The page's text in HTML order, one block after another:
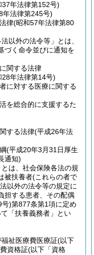
37年法律第152号)
年法律第245号)
律(昭和57年法律第80
以外の法令等」とは、
づく命令並びに通知を
関する法律
28年法律第14号)
に対する医療に関する
を総合的に支援するた
する法律(平成26年法
(平成20年3月31日厚生
通知)
は、社会保険各法の規
被扶養者(これらの者で
以外の法令等の規定に
担する患者、その配偶
号)第877条第1項に定め
「扶養義務者」とい
祉医療費医療証(以下
資格証(以下「資格